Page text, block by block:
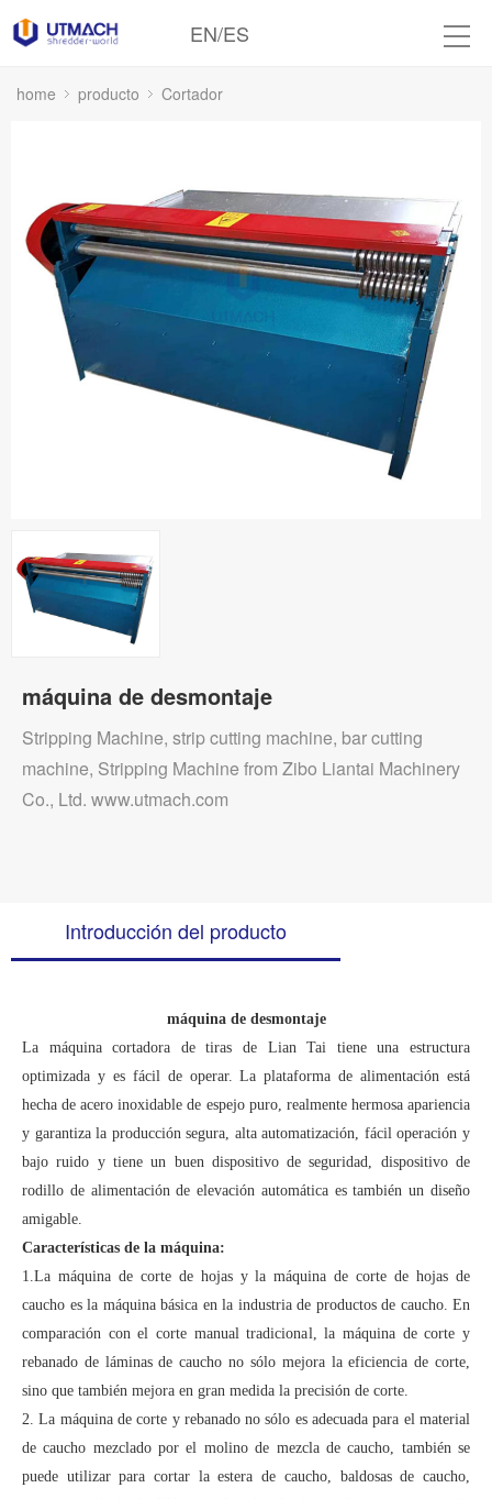
EN/ES
home producto Cortador
máquina de desmontaje
Stripping Machine, strip cutting machine, bar cutting
machine, Stripping Machine from Zibo Liantai Machinery
Co., Ltd. www.utmach.com
Introducción del producto
máquina de desmontaje
La máquina cortadora de tiras de Lian Tai tiene una estructura
optimizada y es fácil de operar. La plataforma de alimentación está
hecha de acero inoxidable de espejo puro, realmente hermosa apariencia
y garantiza la producción segura, alta automatización, fácil operación y
bajo ruido y tiene un buen dispositivo de seguridad, dispositivo de
rodillo de alimentación de elevación automática es también un diseño
amigable.
Características de la máquina:
1.La máquina de corte de hojas y la máquina de corte de hojas de
caucho es la máquina básica en la industria de productos de caucho. En
comparación con el corte manual tradicional, la máquina de corte y
rebanado de láminas de caucho no sólo mejora la eficiencia de corte,
sino que también mejora en gran medida la precisión de corte.
2. La máquina de corte y rebanado no sólo es adecuada para el material
de caucho mezclado por el molino de mezcla de caucho, también se
puede utilizar para cortar la estera de caucho, baldosas de caucho,